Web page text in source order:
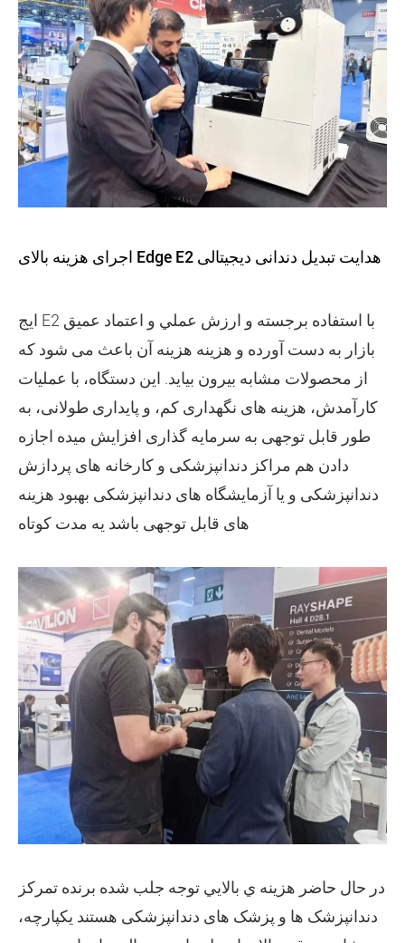
اجرای هزینه بالای Edge E2 هدایت تبدیل دندانی دیجیتالی
ايج E2 با استفاده برجسته و ارزش عملي و اعتماد عميق
بازار به دست آورده و هزینه هزینه آن باعث می شود که
از محصولات مشابه بیرون بیاید. این دستگاه، با عملیات
کارآمدش، هزینه های نگهداری کم، و پایداری طولانی، به
طور قابل توجهی به سرمایه گذاری افزایش میده اجازه
دادن هم مراکز دندانپزشکی و کارخانه های پردازش
دندانپزشکی و یا آزمایشگاه های دندانپزشکی بهبود هزینه
های قابل توجهی باشد يه مدت کوتاه
در حال حاضر هزينه ي بالايي توجه جلب شده برنده تمرکز
دندانپزشک ها و پزشک های دندانپزشکی هستند یکپارچه،